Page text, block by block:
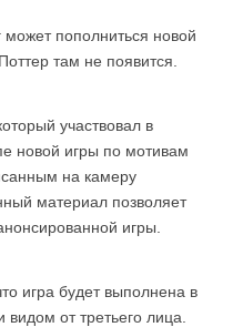
пополниться новой
там не появится.
участвовал в
новой игры по мотивам
на камеру
материал позволяет
игры.
игра будет выполнена в
от третьего лица.